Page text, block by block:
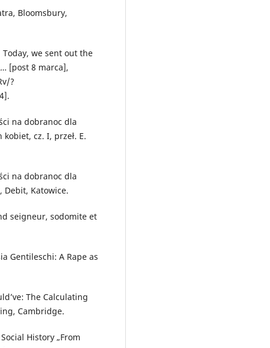
Bloomsbury,
Today, we sent out the
[post 8 marca],
?
na dobranoc dla
cz. I, przeł. E.
na dobranoc dla
Debit, Katowice.
seigneur, sodomite et
Gentileschi: A Rape as
The Calculating
Cambridge.
History „From